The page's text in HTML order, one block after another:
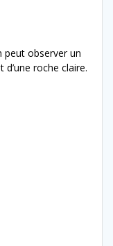
peut observer un
roche claire.